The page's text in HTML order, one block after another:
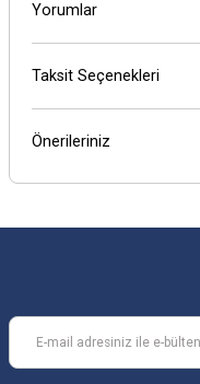
Yorumlar
Taksit Seçenekleri
Önerileriniz